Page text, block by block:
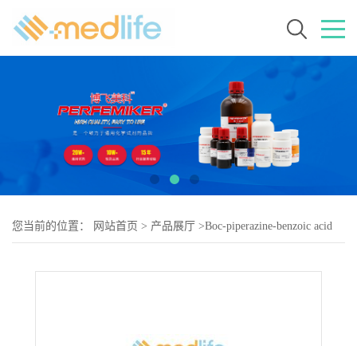
您当前的位置： 网站首页 > 产品展厅 >Boc-piperazine-benzoic acid